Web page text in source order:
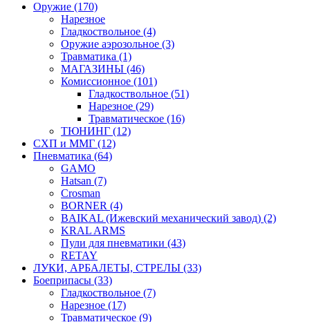
Оружие (170)
Нарезное
Гладкоствольное (4)
Оружие аэрозольное (3)
Травматика (1)
МАГАЗИНЫ (46)
Комиссионное (101)
Гладкоствольное (51)
Нарезное (29)
Травматическое (16)
ТЮНИНГ (12)
СХП и ММГ (12)
Пневматика (64)
GAMO
Hatsan (7)
Crosman
BORNER (4)
BAIKAL (Ижевский механический завод) (2)
KRAL ARMS
Пули для пневматики (43)
RETAY
ЛУКИ, АРБАЛЕТЫ, СТРЕЛЫ (33)
Боеприпасы (33)
Гладкоствольное (7)
Нарезное (17)
Травматическое (9)